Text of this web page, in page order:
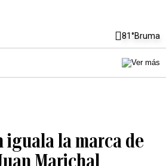
81°Bruma
iguala la marca de
Marichal